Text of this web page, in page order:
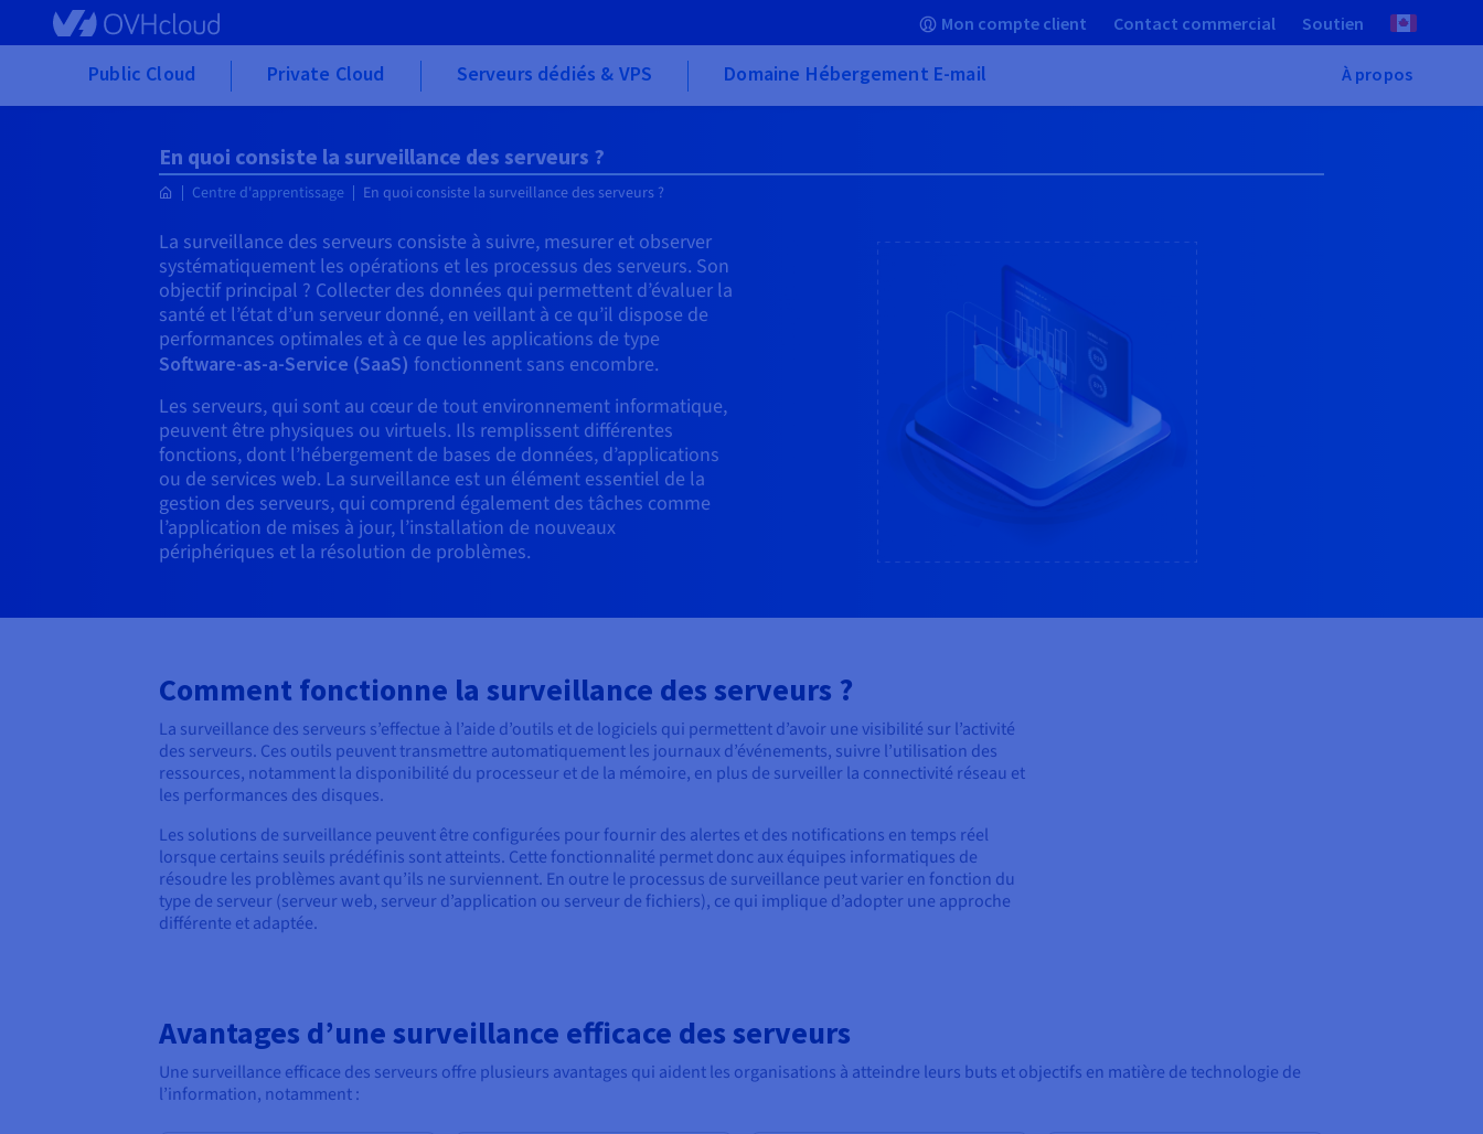
Skip to main content Mon compte client Contact commercial Soutien
Public Cloud Private Cloud Serveurs dédiés & VPS Domaine Hébergement E-mail À propos
En quoi consiste la surveillance des serveurs ?
Centre d'apprentissage En quoi consiste la surveillance des serveurs ?
La surveillance des serveurs consiste à suivre, mesurer et observer
systématiquement les opérations et les processus des serveurs. Son
objectif principal ? Collecter des données qui permettent d’évaluer la
santé et l’état d’un serveur donné, en veillant à ce qu’il dispose de
performances optimales et à ce que les applications de type
Software-as-a-Service (SaaS) fonctionnent sans encombre.
Les serveurs, qui sont au cœur de tout environnement informatique,
peuvent être physiques ou virtuels. Ils remplissent différentes
fonctions, dont l’hébergement de bases de données, d’applications
ou de services web. La surveillance est un élément essentiel de la
gestion des serveurs, qui comprend également des tâches comme
l’application de mises à jour, l’installation de nouveaux
périphériques et la résolution de problèmes.
Comment fonctionne la surveillance des serveurs ?
La surveillance des serveurs s’effectue à l’aide d’outils et de logiciels qui permettent d’avoir une visibilité sur l’activité
des serveurs. Ces outils peuvent transmettre automatiquement les journaux d’événements, suivre l’utilisation des
ressources, notamment la disponibilité du processeur et de la mémoire, en plus de surveiller la connectivité réseau et
les performances des disques.
Les solutions de surveillance peuvent être configurées pour fournir des alertes et des notifications en temps réel
lorsque certains seuils prédéfinis sont atteints. Cette fonctionnalité permet donc aux équipes informatiques de
résoudre les problèmes avant qu’ils ne surviennent. En outre le processus de surveillance peut varier en fonction du
type de serveur (serveur web, serveur d’application ou serveur de fichiers), ce qui implique d’adopter une approche
différente et adaptée.
Avantages d’une surveillance efficace des serveurs
Une surveillance efficace des serveurs offre plusieurs avantages qui aident les organisations à atteindre leurs buts et objectifs en matière de technologie de
l’information, notamment :